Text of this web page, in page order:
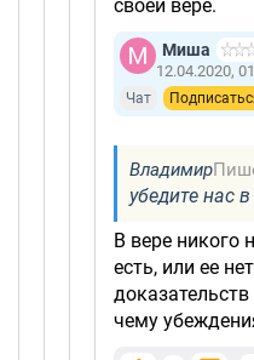
своей вере.
Миша
12.04.2020,
Чат
Владимир
убедите нас
В вере никого
есть, или ее
доказательств
чему